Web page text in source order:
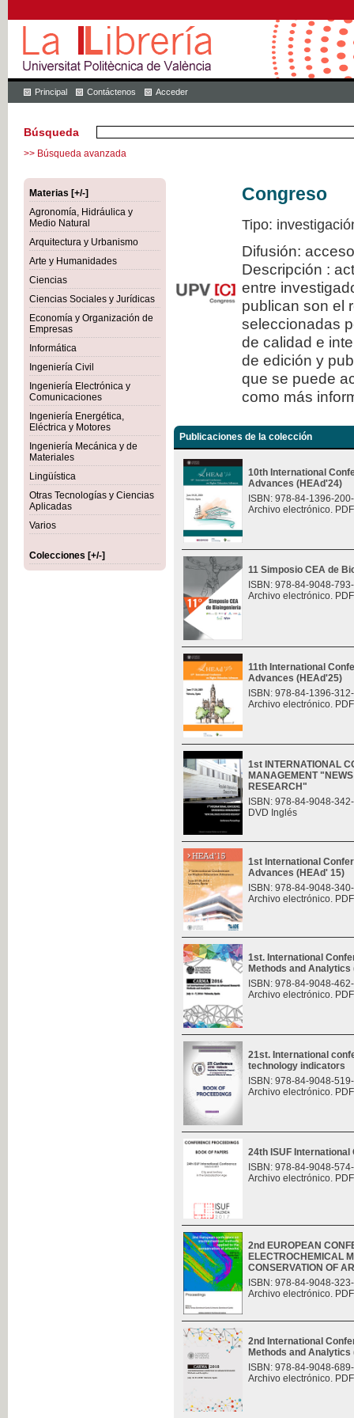
Principal Contáctenos Acceder
Búsqueda
>> Búsqueda avanzada
Materias [+/-]
Agronomía, Hidráulica y
Medio Natural
Arquitectura y Urbanismo
Arte y Humanidades
Ciencias
Ciencias Sociales y Jurídicas
Economía y Organización de
Empresas
Informática
Ingeniería Civil
Ingeniería Electrónica y
Comunicaciones
Ingeniería Energética,
Eléctrica y Motores
Ingeniería Mecánica y de
Materiales
Lingüística
Otras Tecnologías y Ciencias
Aplicadas
Varios
Colecciones [+/-]
Congreso
Tipo:
Difusión:
Descripción :
entre
publican son el
seleccionadas
de calidad e
de edición y
que se puede
como más
Publicaciones de la colección
10th International
Advances (HEAd'24)
ISBN: 978-84-1396-
Archivo electrónico.
11 Simposio CEA de
ISBN: 978-84-9048-
Archivo electrónico.
11th International
Advances (HEAd'25)
ISBN: 978-84-1396-
Archivo electrónico.
1st INTERNATIONAL
MANAGEMENT
RESEARCH"
ISBN: 978-84-9048-
DVD Inglés
1st International
Advances (HEAd' 15)
ISBN: 978-84-9048-
Archivo electrónico.
1st. International
Methods and Analytics
ISBN: 978-84-9048-
Archivo electrónico.
21st. International
technology indicators
ISBN: 978-84-9048-
Archivo electrónico.
24th ISUF
ISBN: 978-84-9048-
Archivo electrónico.
2nd EUROPEAN
ELECTROCHEMICAL
CONSERVATION OF
ISBN: 978-84-9048-
Archivo electrónico.
2nd International
Methods and Analytics
ISBN: 978-84-9048-
Archivo electrónico.